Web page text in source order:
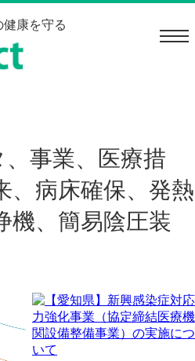
康を守る
事業、医療措
、病床確保、発熱
機、簡易陰圧装